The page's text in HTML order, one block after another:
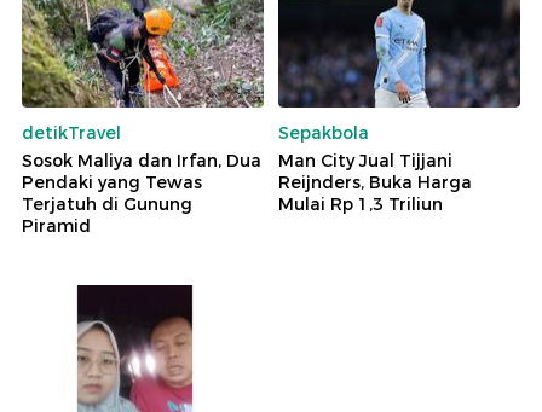
detikTravel
Sosok Maliya dan Irfan, Dua
Pendaki yang Tewas
Terjatuh di Gunung
Piramid
Sepakbola
Man City Jual Tijjani
Reijnders, Buka Harga
Mulai Rp 1,3 Triliun